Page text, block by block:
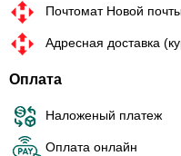
Почтомат Новой
Адресная доставка
Оплата
Наложеный платеж
Оплата онлайн